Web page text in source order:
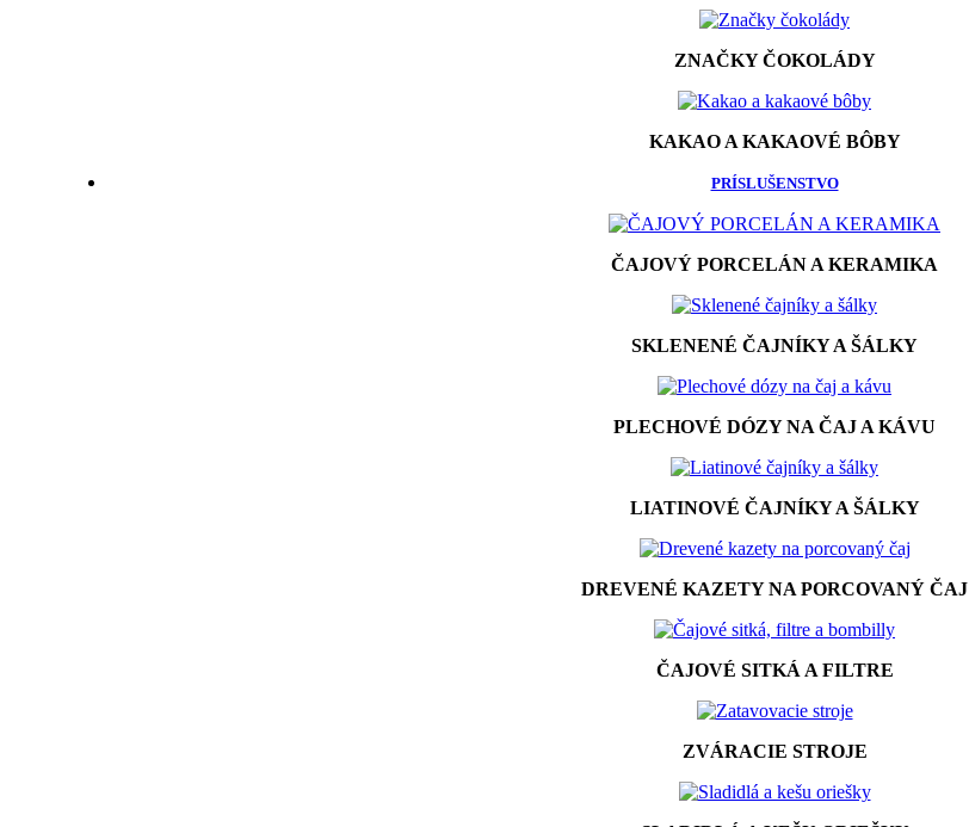
ZNAČKY ČOKOLÁDY
KAKAO A KAKAOVÉ BÔBY
PRÍSLUŠENSTVO
ČAJOVÝ PORCELÁN A KERAMIKA
SKLENENÉ ČAJNÍKY A ŠÁLKY
PLECHOVÉ DÓZY NA ČAJ A KÁVU
LIATINOVÉ ČAJNÍKY A ŠÁLKY
DREVENÉ KAZETY NA PORCOVANÝ ČAJ
ČAJOVÉ SITKÁ A FILTRE
ZVÁRACIE STROJE